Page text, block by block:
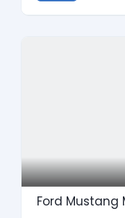
Ford Mustang